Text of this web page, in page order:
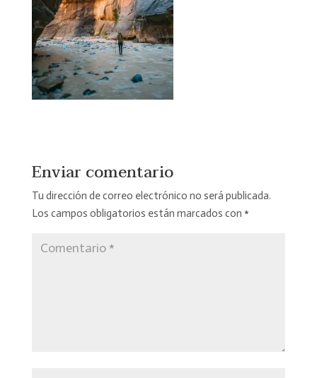
Enviar comentario
Tu dirección de correo electrónico no será publicada.
Los campos obligatorios están marcados con *